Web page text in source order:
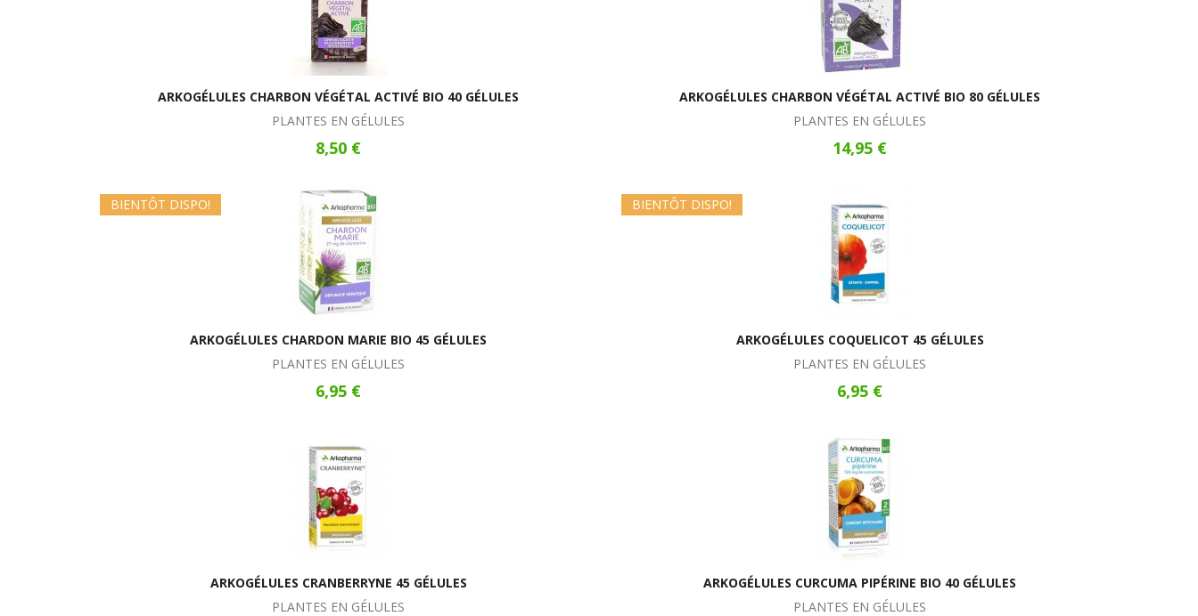
ARKOGÉLULES CHARBON VÉGÉTAL ACTIVÉ BIO 40 GÉLULES
PLANTES EN GÉLULES
8,50 €
ARKOGÉLULES CHARBON VÉGÉTAL ACTIVÉ BIO 80 GÉLULES
PLANTES EN GÉLULES
14,95 €
BIENTÔT DISPO!
ARKOGÉLULES CHARDON MARIE BIO 45 GÉLULES
PLANTES EN GÉLULES
6,95 €
BIENTÔT DISPO!
ARKOGÉLULES COQUELICOT 45 GÉLULES
PLANTES EN GÉLULES
6,95 €
ARKOGÉLULES CRANBERRYNE 45 GÉLULES
PLANTES EN GÉLULES
ARKOGÉLULES CURCUMA PIPÉRINE BIO 40 GÉLULES
PLANTES EN GÉLULES